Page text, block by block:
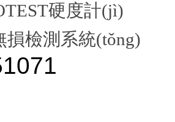
硬度計(jì)
損檢測系統(tǒng)